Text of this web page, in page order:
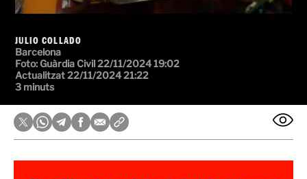
JULIO COLLADO
Barcelona
Foto:Guàrdia Civil22/11/2024 19:02
Actualitzat 22/11/2024 21:22
3 minuts